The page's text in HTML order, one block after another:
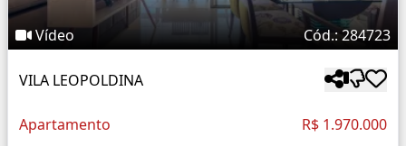
Vídeo Cód.: 284723
VILA LEOPOLDINA
Apartamento R$ 1.970.000